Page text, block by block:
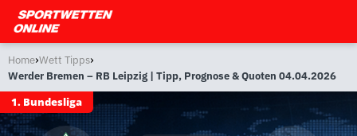
Home›Wett Tipps›
Werder Bremen – RB Leipzig | Tipp, Prognose & Quoten 04.04.2026
1. Bundesliga